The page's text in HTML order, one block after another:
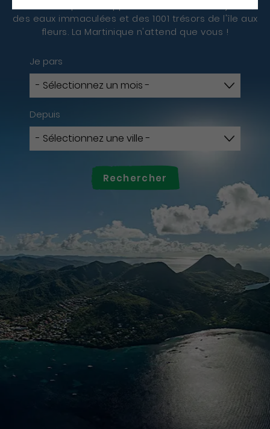
des eaux immaculées et des 1001 trésors de l'île aux
fleurs. La Martinique n'attend que vous !
Je pars
Depuis
Rechercher